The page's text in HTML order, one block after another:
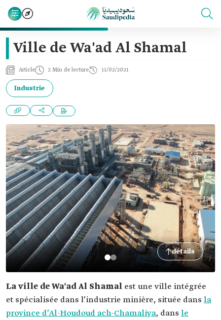
Ville de Wa'ad Al Shamal
Article 2 Min de lecture 11/02/2021
Industrie
détails
La ville de Wa'ad Al Shamal est une ville intégrée
et spécialisée dans l’industrie minière, située dans la
province d’Al-Houdoud ach-Chamaliya, dans le